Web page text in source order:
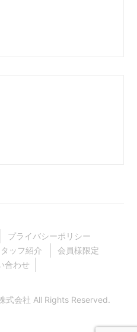
プライバシーポリシー
ッフ紹介
会員様限定
合わせ
式会社 All Rights Reserved.